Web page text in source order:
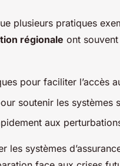
plusieurs pratiques
régionale ont
pour faciliter l’accès
soutenir les systèmes
aux
systèmes